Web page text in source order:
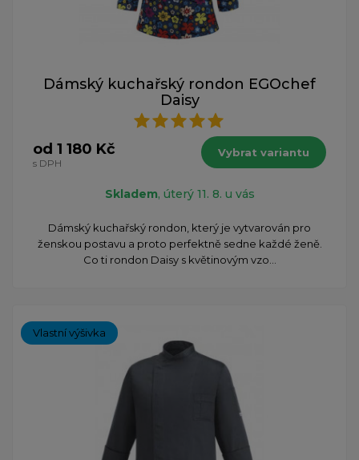
Dámský kuchařský rondon EGOchef
Daisy
od 1 180 Kč
s DPH
Vybrat variantu
Skladem, úterý 11. 8. u vás
Dámský kuchařský rondon, který je vytvarován pro
ženskou postavu a proto perfektně sedne každé ženě.
Co ti rondon Daisy s květinovým vzo...
Vlastní výšivka